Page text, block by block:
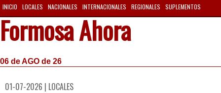
INICIO LOCALES NACIONALES INTERNACIONALES REGIONALES SUPLEMENTOS
Formosa Ahora
06 de AGO de 26
01-07-2026 | LOCALES